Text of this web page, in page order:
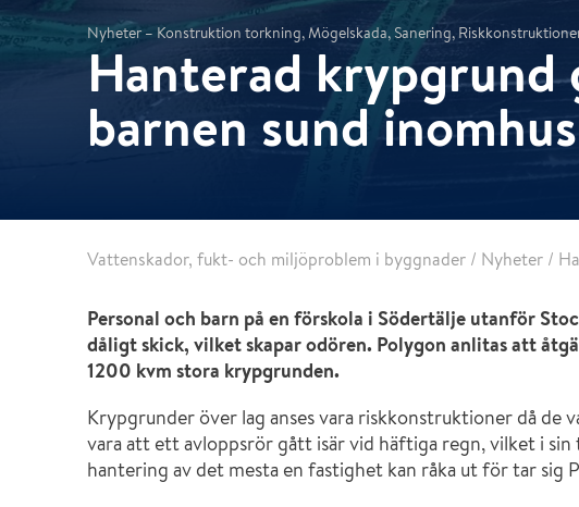
Skadesamordning
Polygon Surface Repair
Nyheter – Konstruktion torkning, Mögelskada, Sanering,
Hanterad krypgrund
barnen sund
Vattenskador, fukt- och miljöproblem i byggnader / Nyheter /
Personal och barn på en förskola i Södertälje utanför
dåligt skick, vilket skapar odören. Polygon anlitas att
1200 kvm stora krypgrunden.
Krypgrunder över lag anses vara riskkonstruktioner då
vara att ett avloppsrör gått isär vid häftiga regn, vilket i
hantering av det mesta en fastighet kan råka ut för tar sig